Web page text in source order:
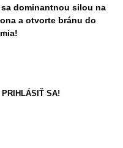
dominantnou silou na
a otvorte bránu do